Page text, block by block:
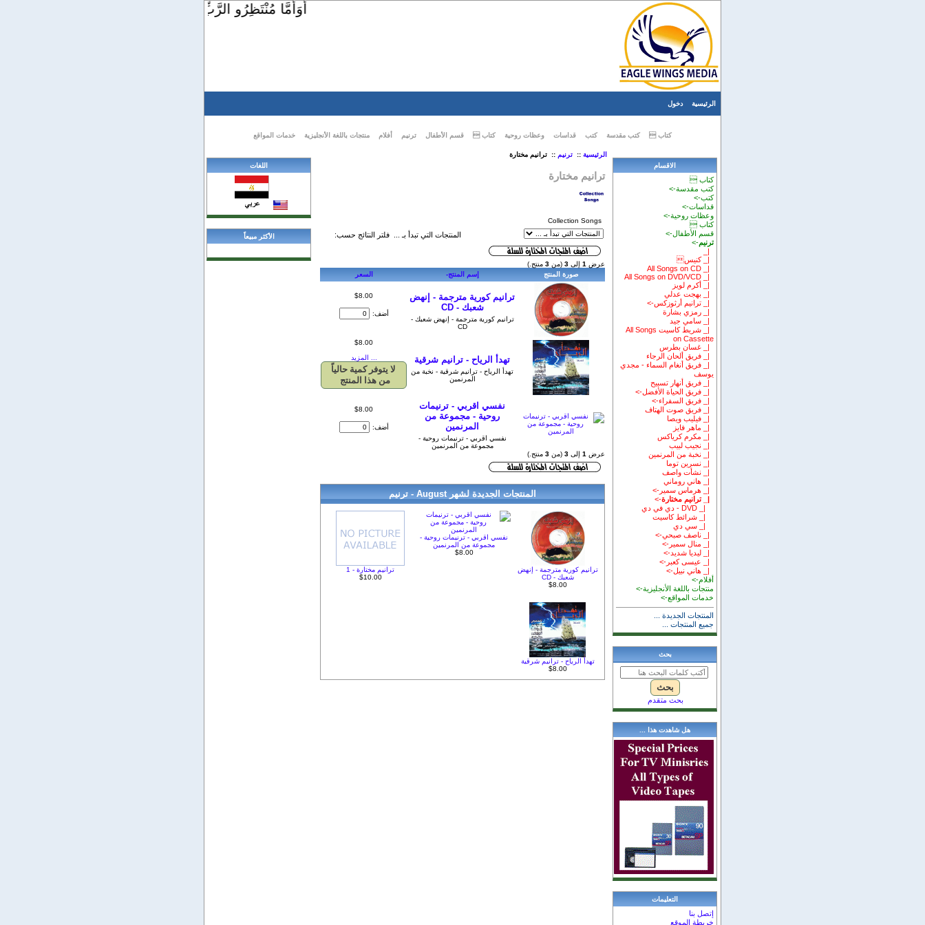
أوَأَمَّا مُنْتَظِرُو الرَّبِّ فَيُجَدِّدُونَ قُوَّةً. يَرْفَعُونَ أَجْنِحَةً
الرئيسية دخول
كتاب  كتب مقدسة كتب قداسات وعظات روحية كتاب  قسم الأطفال ترنيم أفلام منتجات باللغة الأنجليزية خدمات المواقع
الاقسام
كتاب 
كتب مقدسة->
كتب->
قداسات->
وعظات روحية->
كتاب 
قسم الأطفال->
ترنيم->
|_ كنيس
|_ All Songs on CD
|_ All Songs on DVD/VCD
|_ أكرم لويز
|_ بهجت عدلي
|_ ترانيم أرثوزكس->
|_ رمزي بشارة
|_ سامي جيد
|_ شريط كاسيت All Songs
on Cassette
|_ غسان بطرس
|_ فريق ألحان الرجاء
|_ فريق أنغام السماء - مجدي
يوسف
|_ فريق أنهار تسبيح
|_ فريق الحياة الأفضل->
|_ فريق السفراء->
|_ فريق صوت الهتاف
|_ فيليب ويصا
|_ ماهر فايز
|_ مكرم كرياكس
|_ نجيب لبيب
|_ نخبة من المرنمين
|_ نسرين توما
|_ نشأت واصف
|_ هاني روماني
|_ هرماس سمير->
|_ ترانيم مختارة->
|_ DVD - دي في دي
|_ شرائط كاسيت
|_ سي دي
|_ ناصف صبحي->
|_ منال سمير->
|_ ليديا شديد->
|_ عيسى كعبر->
|_ هاني نبيل->
أفلام->
منتجات باللغة الأنجليزية->
خدمات المواقع->
المنتجات الجديدة ...
جميع المنتجات ...
بحث
بحث متقدم
هل شاهدت هذا ...
التعليمات
إتصل بنا
خريطة الموقع
الرئيسية:: ترنيم :: ترانيم مختارة
ترانيم مختارة
Collection Songs
فلتر النتائج حسب: المنتجات التي تبدأ بـ ...
عرض 1 إلى 3 (من 3 منتج.)
صورة المنتج
إسم المنتج- السعر
ترانيم كورية مترجمة - إنهض
شعبك - CD
ترانيم كورية مترجمة - إنهض شعبك -
CD
$8.00
أضف:
تهدأ الرياح - ترانيم شرقية
تهدأ الرياح - ترانيم شرقية - نخبة من
المرنمين
$8.00
... المزيد
لا يتوفر كمية حالياً
من هذا المنتج
نفسي اقربي - ترنيمات
روحية - مجموعة من
المرنمين
نفسي اقربي - ترنيمات روحية -
مجموعة من المرنمين
$8.00
أضف:
عرض 1 إلى 3 (من 3 منتج.)
المنتجات الجديدة لشهر August - ترنيم
ترانيم كورية مترجمة - إنهض
شعبك - CD
$8.00
نفسي اقربي - ترنيمات روحية -
مجموعة من المرنمين
$8.00
ترانيم مختارة - 1
$10.00
تهدأ الرياح - ترانيم شرقية
$8.00
اللغات
الأكثر مبيعاً